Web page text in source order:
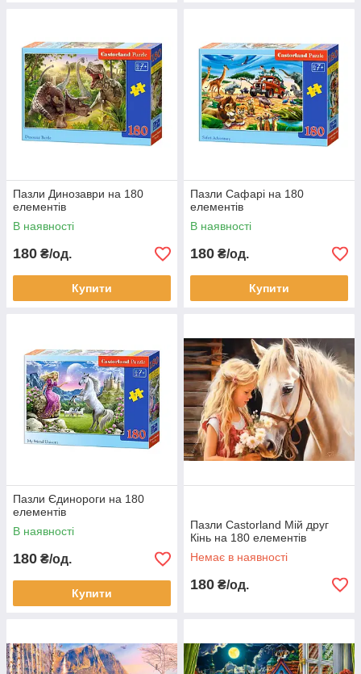
Пазли Динозаври на 180
елементів
В наявності
180 ₴/од.
Купити
Пазли Сафарі на 180
елементів
В наявності
180 ₴/од.
Купити
Пазли Єдинороги на 180
елементів
В наявності
180 ₴/од.
Купити
Пазли Castorland Мій друг
Кінь на 180 елементів
Немає в наявності
180 ₴/од.